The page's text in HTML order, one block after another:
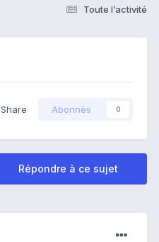
Toute l’activité
Share Abonnés 0
Répondre à ce sujet